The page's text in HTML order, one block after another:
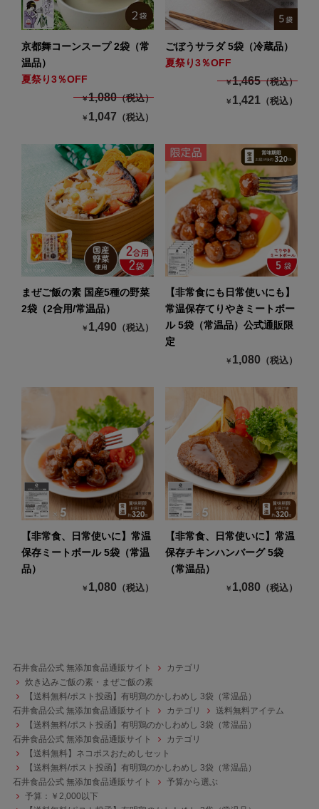
京都舞コーンスープ 2袋（常
温品）
夏祭り3％OFF
￥1,080（税込）
￥ 1,047 （税込）
ごぼうサラダ 5袋（冷蔵品）
夏祭り3％OFF
￥1,465（税込）
￥ 1,421 （税込）
まぜご飯の素 国産5種の野菜
2袋（2合用/常温品）
￥ 1,490 （税込）
【非常食にも日常使いにも】
常温保存てりやきミートボー
ル 5袋（常温品）公式通販限
定
￥ 1,080 （税込）
【非常食、日常使いに】常温
保存ミートボール 5袋（常温
品）
￥ 1,080 （税込）
【非常食、日常使いに】常温
保存チキンハンバーグ 5袋
（常温品）
￥ 1,080 （税込）
石井食品公式 無添加食品通販サイト
カテゴリ
炊き込みご飯の素・まぜご飯の素
【送料無料/ポスト投函】有明鶏のかしわめし 3袋（常温品）
石井食品公式 無添加食品通販サイト
カテゴリ
送料無料アイテム
【送料無料/ポスト投函】有明鶏のかしわめし 3袋（常温品）
石井食品公式 無添加食品通販サイト
カテゴリ
【送料無料】ネコポスおためしセット
【送料無料/ポスト投函】有明鶏のかしわめし 3袋（常温品）
石井食品公式 無添加食品通販サイト
予算から選ぶ
予算：￥2,000以下